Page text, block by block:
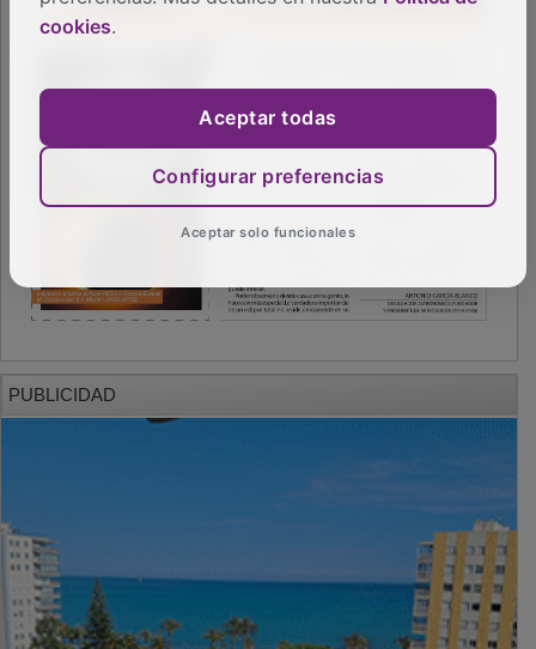
PUBLICIDAD
cookies.
Aceptar todas
Configurar preferencias
Aceptar solo funcionales